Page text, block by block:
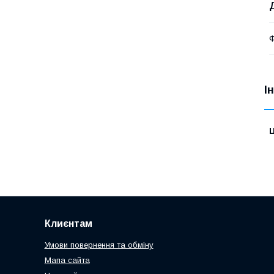
Клиєнтам
Умови повернення та обміну
Мапа сайта